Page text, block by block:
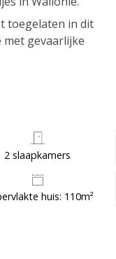
toegelaten in dit
gevaarlijke
2 slaapkamers
huis: 110m²